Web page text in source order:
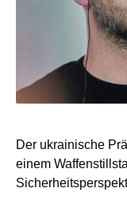
Der ukrainische
einem